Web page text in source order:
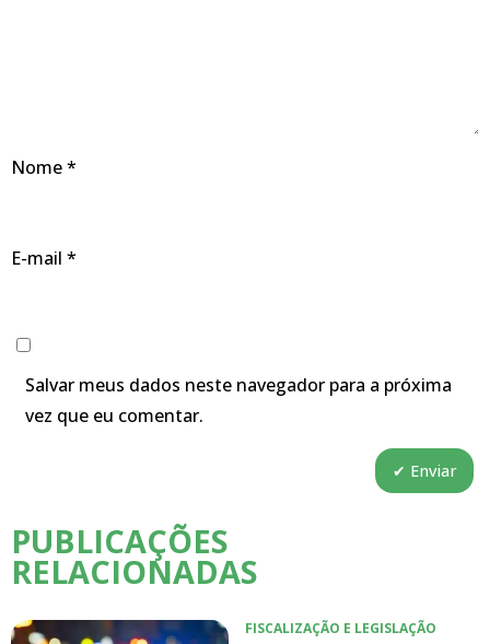
Nome*
E-mail *
Salvar meus dados neste navegador para a próxima
vez que eu comentar.
PUBLICAÇÕES
RELACIONADAS
FISCALIZAÇÃO E LEGISLAÇÃO